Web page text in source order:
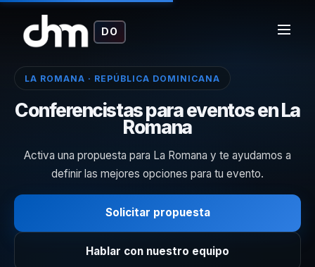
DO
LA ROMANA · REPÚBLICA DOMINICANA
Conferencistas para eventos en La
Romana
Activa una propuesta para La Romana y te ayudamos a
definir las mejores opciones para tu evento.
Solicitar propuesta
Hablar con nuestro equipo